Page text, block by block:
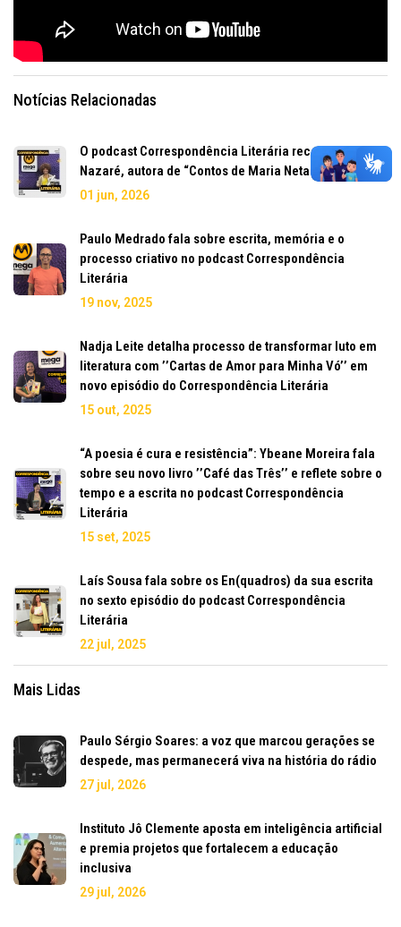
Notícias Relacionadas
O podcast Correspondência Literária recebe Duda
Nazaré, autora de “Contos de Maria Neta de Maria Vó”
01 jun, 2026
Paulo Medrado fala sobre escrita, memória e o
processo criativo no podcast Correspondência
Literária
19 nov, 2025
Nadja Leite detalha processo de transformar luto em
literatura com ’’Cartas de Amor para Minha Vó’’ em
novo episódio do Correspondência Literária
15 out, 2025
“A poesia é cura e resistência”: Ybeane Moreira fala
sobre seu novo livro ’’Café das Três’’ e reflete sobre o
tempo e a escrita no podcast Correspondência
Literária
15 set, 2025
Laís Sousa fala sobre os En(quadros) da sua escrita
no sexto episódio do podcast Correspondência
Literária
22 jul, 2025
Mais Lidas
Paulo Sérgio Soares: a voz que marcou gerações se
despede, mas permanecerá viva na história do rádio
27 jul, 2026
Instituto Jô Clemente aposta em inteligência artificial
e premia projetos que fortalecem a educação
inclusiva
29 jul, 2026